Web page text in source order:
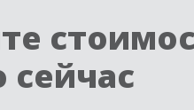
сейчас